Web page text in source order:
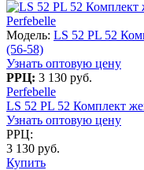
Perfebelle
Модель: LS 52 PL 52
(56-58)
Узнать оптовую цену
РРЦ: 3 130 руб.
Perfebelle
LS 52 PL 52 Комплект
Узнать оптовую цену
РРЦ:
3 130 руб.
Купить